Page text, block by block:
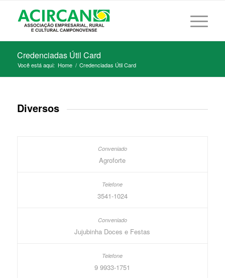
Credenciadas Útil Card
Você está aqui: Home / Credenciadas Útil Card
Diversos
Agroforte
3541-1024
Jujubinha Doces e Festas
9 9933-1751